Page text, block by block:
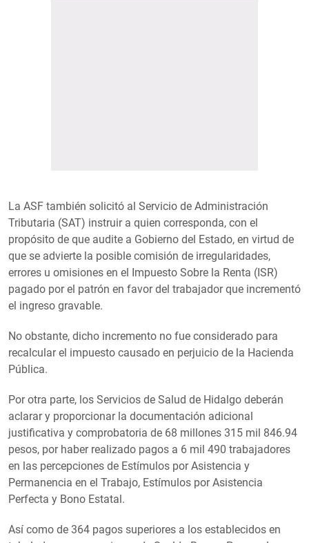
La ASF también solicitó al Servicio de Administración
Tributaria (SAT) instruir a quien corresponda, con el
propósito de que audite a Gobierno del Estado, en virtud de
que se advierte la posible comisión de irregularidades,
errores u omisiones en el Impuesto Sobre la Renta (ISR)
pagado por el patrón en favor del trabajador que incrementó
el ingreso gravable.
No obstante, dicho incremento no fue considerado para
recalcular el impuesto causado en perjuicio de la Hacienda
Pública.
Por otra parte, los Servicios de Salud de Hidalgo deberán
aclarar y proporcionar la documentación adicional
justificativa y comprobatoria de 68 millones 315 mil 846.94
pesos, por haber realizado pagos a 6 mil 490 trabajadores
en las percepciones de Estímulos por Asistencia y
Permanencia en el Trabajo, Estímulos por Asistencia
Perfecta y Bono Estatal.
Así como de 364 pagos superiores a los establecidos en